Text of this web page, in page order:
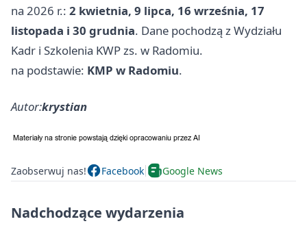
na 2026 r.: 2 kwietnia, 9 lipca, 16 września, 17
listopada i 30 grudnia. Dane pochodzą z Wydziału
Kadr i Szkolenia KWP zs. w Radomiu.
na podstawie: KMP w Radomiu.
Autor:krystian
Zaobserwuj nas! Facebook Google News
Nadchodzące wydarzenia